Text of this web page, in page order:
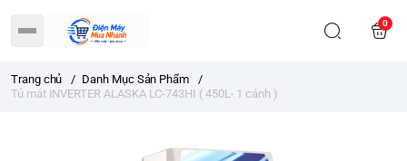
0
Trang chủ / Danh Mục Sản Phẩm
/
Tủ mát INVERTER ALASKA LC-743HI ( 450L- 1 cánh )